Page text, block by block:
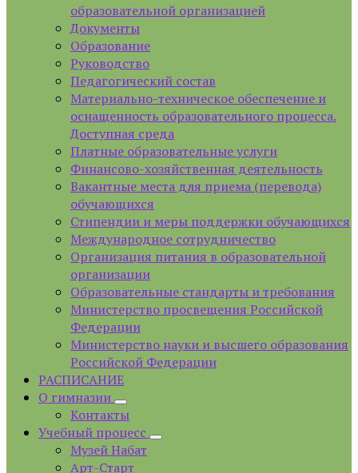
образовательной организацией
Документы
Образование
Руководство
Педагогический состав
Материально-техническое обеспечение и
оснащенность образовательного процесса.
Доступная среда
Платные образовательные услуги
Финансово-хозяйственная деятельность
Вакантные места для приема (перевода)
обучающихся
Стипендии и меры поддержки обучающихся
Международное сотрудничество
Организация питания в образовательной
организации
Образовательные стандарты и требования
Министерство просвещения Российской
Федерации
Министерство науки и высшего образования
Российской Федерации
РАСПИСАНИЕ
О гимназии
Контакты
Учебный процесс
Музей Набат
Арт-Старт